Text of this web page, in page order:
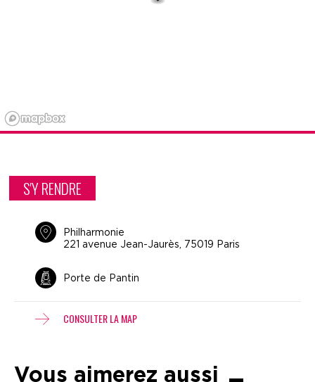
S'Y RENDRE
Philharmonie
221 avenue Jean-Jaurès, 75019 Paris
Porte de Pantin
CONSULTER LA MAP
Vous aimerez aussi